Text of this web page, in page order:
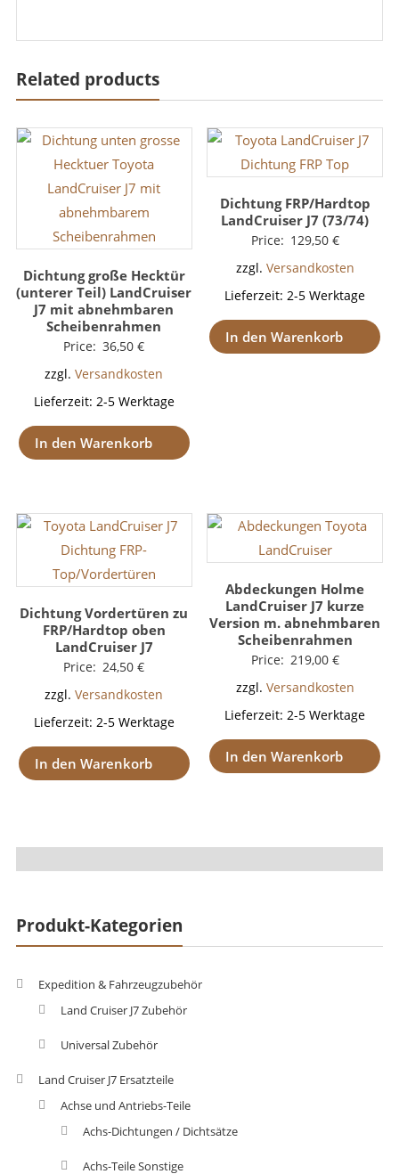
Related products
Dichtung große Hecktür
(unterer Teil) LandCruiser
J7 mit abnehmbaren
Scheibenrahmen
Price: 36,50€
zzgl.Versandkosten
Lieferzeit: 2-5 Werktage
In den Warenkorb
Dichtung FRP/Hardtop
LandCruiser J7 (73/74)
Price: 129,50 €
zzgl. Versandkosten
Lieferzeit:2-5 Werktage
In den Warenkorb
Dichtung Vordertüren zu
FRP/Hardtop oben
LandCruiser J7
Price: 24,50€
zzgl.Versandkosten
Lieferzeit: 2-5 Werktage
In den Warenkorb
Abdeckungen Holme
LandCruiser J7 kurze
Version m. abnehmbaren
Scheibenrahmen
Price: 219,00 €
zzgl. Versandkosten
Lieferzeit:2-5 Werktage
In den Warenkorb
Produkt-Kategorien
Expedition & Fahrzeugzubehör
Land Cruiser J7 Zubehör
Universal Zubehör
Land Cruiser J7 Ersatzteile
Achse und Antriebs-Teile
Achs-Dichtungen / Dichtsätze
Achs-Teile Sonstige